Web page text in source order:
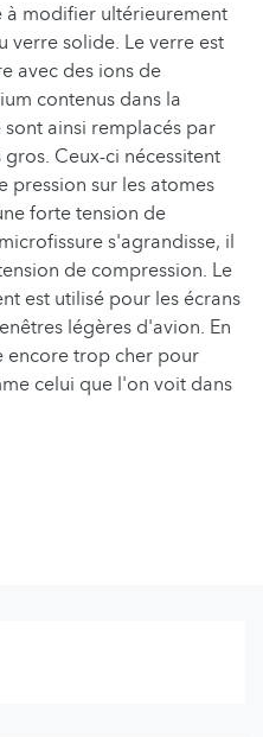
à modifier ultérieurement
verre solide. Le verre est
avec des ions de
contenus dans la
ainsi remplacés par
Ceux-ci nécessitent
pression sur les atomes
forte tension de
s'agrandisse, il
de compression. Le
est utilisé pour les écrans
légères d'avion. En
encore trop cher pour
celui que l'on voit dans